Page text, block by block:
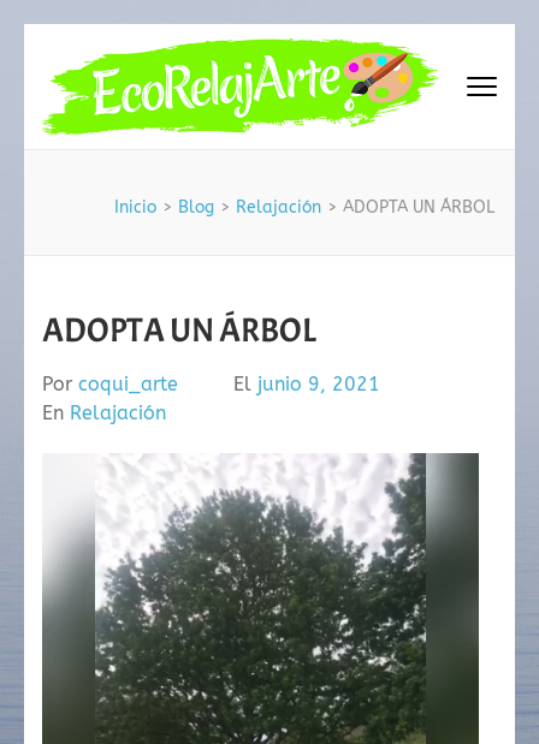
contenido
(presiona
Inicio > Blog > Relajación > ADOPTA UN ÁRBOL
ADOPTA UN ÁRBOL
Por coqui_arte El junio 9, 2021
En Relajación